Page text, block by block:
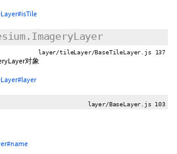
layer/tileLayer/BaseTileLayer.js 137
对象
layer/BaseLayer.js 103